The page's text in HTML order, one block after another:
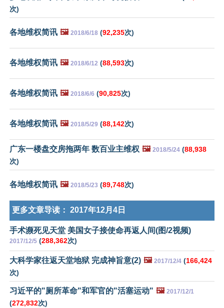
次)
各地维权简讯 🖼️ 2018/6/18 (92,235次)
各地维权简讯 🖼️ 2018/6/12 (88,593次)
各地维权简讯 🖼️ 2018/6/6 (90,825次)
各地维权简讯 🖼️ 2018/5/29 (88,142次)
广东一楼盘交房拖两年 数百业主维权 🖼️ 2018/5/24 (88,938
次)
各地维权简讯 🖼️ 2018/5/23 (89,748次)
更多文章导读： 2017年12月4日
手术濒死见天堂 美国女子接使命再返人间(图/2视频)
2017/12/5 (288,362次)
大科学家往返天堂地狱 完成神旨意(2) 🖼️ 2017/12/4 (166,424
次)
习近平的"厕所革命"和军官的"活塞运动" 🖼️ 2017/12/1
(272,832次)